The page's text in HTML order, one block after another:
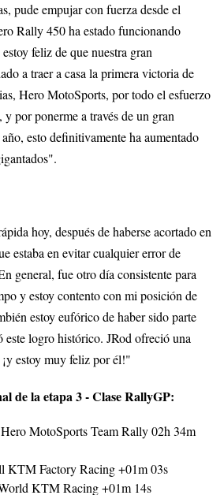
pude empujar con fuerza desde el
Rally 450 ha estado funcionando
feliz de que nuestra gran
a traer a casa la primera victoria de
Hero MotoSports, por todo el esfuerzo
por ponerme a través de un gran
esto definitivamente ha aumentado
hoy, después de haberse acortado en
estaba en evitar cualquier error de
general, fue otro día consistente para
y estoy contento con mi posición de
estoy eufórico de haber sido parte
logro histórico. JRod ofreció una
estoy muy feliz por él!"
de la etapa 3 - Clase RallyGP:
MotoSports Team Rally 02h 34m
KTM Factory Racing +01m 03s
KTM Racing +01m 14s